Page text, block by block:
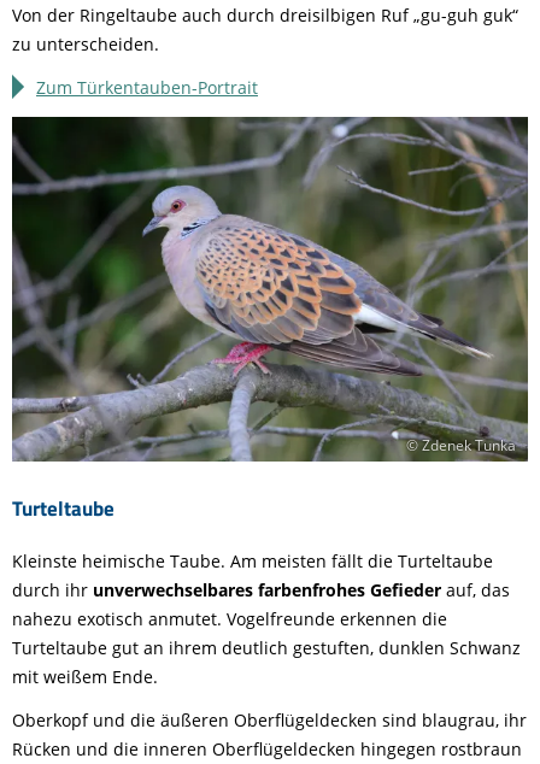
Von der Ringeltaube auch durch dreisilbigen Ruf „gu-guh guk“
zu unterscheiden.
Zum Türkentauben-Portrait
Turteltaube
© Zdenek Tunka
Kleinste heimische Taube. Am meisten fällt die Turteltaube
durch ihr unverwechselbares farbenfrohes Gefieder auf, das
nahezu exotisch anmutet. Vogelfreunde erkennen die
Turteltaube gut an ihrem deutlich gestuften, dunklen Schwanz
mit weißem Ende.
Oberkopf und die äußeren Oberflügeldecken sind blaugrau, ihr
Rücken und die inneren Oberflügeldecken hingegen rostbraun